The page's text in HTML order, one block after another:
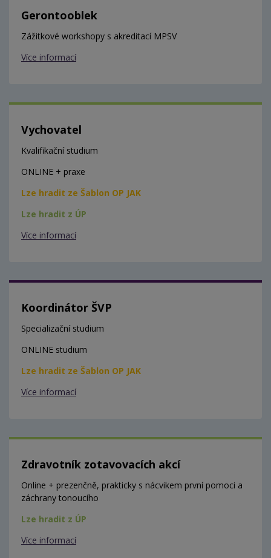
Gerontooblek
Zážitkové workshopy s akreditací MPSV
Více informací
Vychovatel
Kvalifikační studium
ONLINE + praxe
Lze hradit ze Šablon OP JAK
Lze hradit z ÚP
Více informací
Koordinátor ŠVP
Specializační studium
ONLINE studium
Lze hradit ze Šablon OP JAK
Více informací
Zdravotník zotavovacích akcí
Online + prezenčně, prakticky s nácvikem první pomoci a
záchrany tonoucího
Lze hradit z ÚP
Více informací